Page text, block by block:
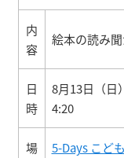
内
容
絵本の読み
日
時
8月13日（日
4:20
場
5-Days こど